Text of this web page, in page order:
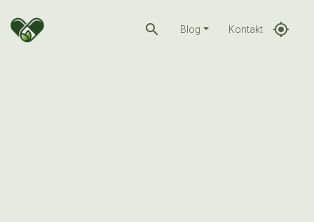
search Blog Kontakt gps_fixed